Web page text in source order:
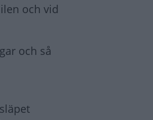
och vid
och så